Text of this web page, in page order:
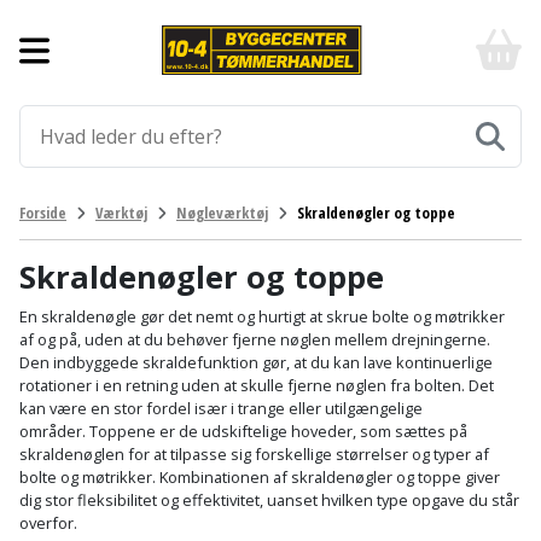
Aluprofiler
Armering
Befæstigelse
Bordplade
Byggeplader
Bygningsbeslag
Gulve
Fliser
og
klinker
Gulvtilbehør
Gulvunderlag
Gulvvarme
Laminatgulv
Værktøj
Afmærkning
Arbejdsbuk
Arbejdsvogn
Bærehåndtag
Båndstrammer
og
Elværktøj
Afkortersav
Afstandsmåler
Arbejdsbord
Arbejdslamper
og
Havemaskiner
Brændekløver
Buskrydder
Dykpumpe
Hus,
have
og
fritid
Affaldssortering
Maling
-
billigt
og
-
Klik
byg
Forside Værktøj Nøgleværktøj Skraldenøgler og toppe
Skraldenøgler og toppe
En skraldenøgle gør det nemt og hurtigt at skrue bolte og møtrikker
af og på, uden at du behøver fjerne nøglen mellem drejningerne.
Den indbyggede skraldefunktion gør, at du kan lave kontinuerlige
rotationer i en retning uden at skulle fjerne nøglen fra bolten. Det
kan være en stor fordel især i trange eller utilgængelige
områder. Toppene er de udskiftelige hoveder, som sættes på
skraldenøglen for at tilpasse sig forskellige størrelser og typer af
bolte og møtrikker. Kombinationen af skraldenøgler og toppe giver
dig stor fleksibilitet og effektivitet, uanset hvilken type opgave du står
overfor.